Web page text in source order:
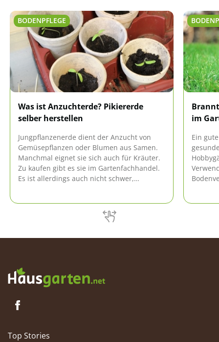
BODENPFLEGE
Was ist Anzuchterde? Pikiererde
selber herstellen
Jungpflanzenerde dient der Anzucht von
Gemüsepflanzen oder Blumen aus Samen.
Manchmal eignet sie sich auch für Kräuter.
Zu kaufen gibt es sie im Gartenfachhandel.
Es ist allerdings auch nicht schwer,
im
Ein
Top Stories